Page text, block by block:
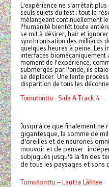
L'expérience ne s'arrêtait
seuls sujets du test : tout le
mélangeant continuellement
l'humanité bientôt toute
se mit à désirer, haïr et
synchronisation des milliards
quelques heures à peine. Les
interfacés biomécaniquement
moment de l'expérience,
submergés par l'onde, ils
se déplacer. Une lente
disparition de tous les
Tomutonttu - Sida A Track 4
Jusqu'à ce que finalement ne
gigantesque, la somme de
d'oreilles et de neurones
mouvoir et de penser
subjugués jusqu'à la fin des
de tous les paysages et sons
Tomutonttu – Lautta Lähtee